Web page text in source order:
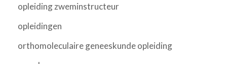
opleiding zweminstructeur
opleidingen
orthomoleculaire geneeskunde opleiding